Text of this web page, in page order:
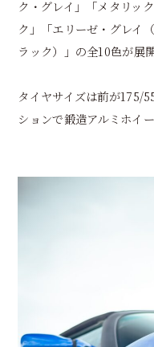
ク・グレイ」「メタリッ
ク」「エリーゼ・グレイ
ラック）」の全10色が展
タイヤサイズは前が175/
ションで鍛造アルミホイ